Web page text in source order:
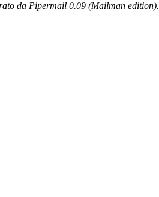
da Pipermail 0.09 (Mailman edition).